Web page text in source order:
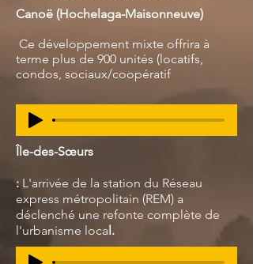
Canoë (Hochelaga-Maisonneuve)
Ce développement mixte offrira à
terme plus de 900 unités (locatifs,
condos, sociaux/coopératif
Île-des-Sœurs
: L'arrivée de la station du Réseau
express métropolitain (REM) a
déclenché une refonte complète de
l'urbanisme local.